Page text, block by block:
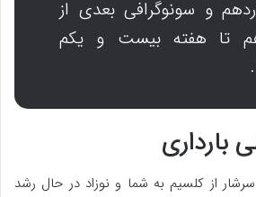
و سونوگرافی بعدی از
تا هفته بیست و یکم
بارداری
از کلسیم به شما و نوزاد در حال رشد